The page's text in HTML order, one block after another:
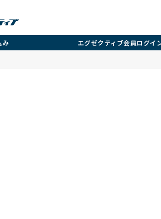
み エグゼクティブ会員ログイ